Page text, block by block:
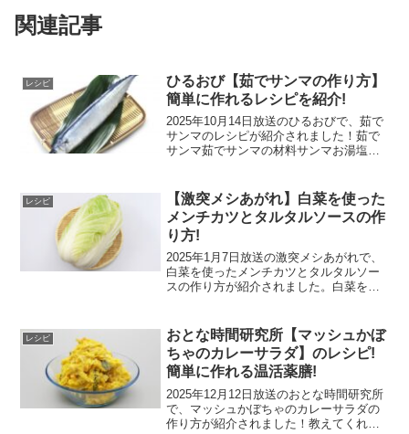
関連記事
レシピ
ひるおび【茹でサンマの作り方】
簡単に作れるレシピを紹介!
2025年10月14日放送のひるおびで、茹で
サンマのレシピが紹介されました！茹で
サンマ茹でサンマの材料サンマお湯塩：
味唐辛子：少々ネギ、シソ：お好みで茹
でサンマ...
レシピ
【激突メシあがれ】白菜を使った
メンチカツとタルタルソースの作
り方!
2025年1月7日放送の激突メシあがれで、
白菜を使ったメンチカツとタルタルソー
スの作り方が紹介されました。白菜を使
ースの材料白菜ひき肉小麦粉、卵、パン
粉塩茹で卵マヨネー...
レシピ
おとな時間研究所【マッシュかぼ
ちゃのカレーサラダ】のレシピ!
簡単に作れる温活薬膳!
2025年12月12日放送のおとな時間研究所
で、マッシュかぼちゃのカレーサラダの
作り方が紹介されました！教えてくれた